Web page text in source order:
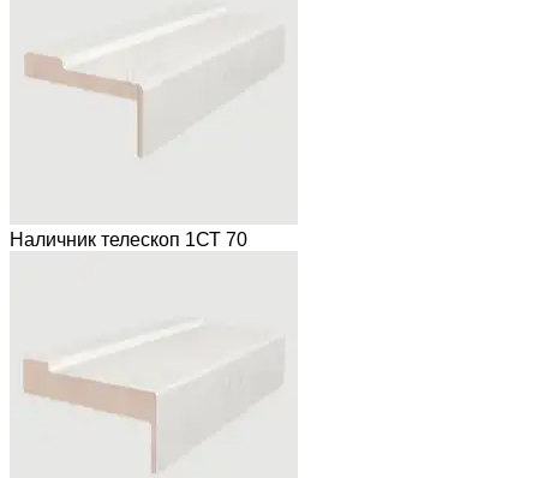
Наличник телескоп 1СТ 70